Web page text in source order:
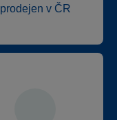
prodejen v ČR